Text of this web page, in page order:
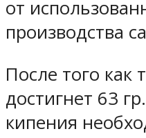
от
производства
После того как
достигнет 63
кипения